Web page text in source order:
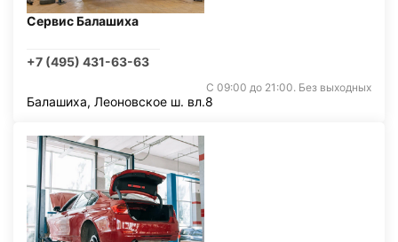
Сервис Балашиха
+7 (495) 431-63-63
С 09:00 до 21:00. Без выходных
Балашиха, Леоновское ш. вл.8